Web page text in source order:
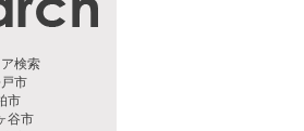
検索
市
市
谷市